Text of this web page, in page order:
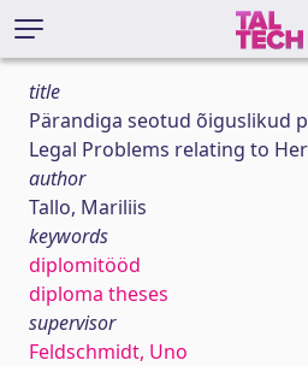
title
Pärandiga seotud õiguslikud
Legal Problems relating to
author
Tallo, Mariliis
keywords
diplomitööd
diploma theses
supervisor
Feldschmidt, Uno